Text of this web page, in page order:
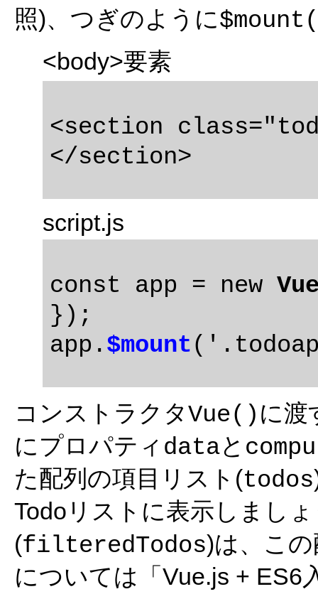
照)、つぎのように
<body>要素
<section
script.js
const app = new
});
app. $mount
コンストラクタVue() に渡
にプロパティ dataと
た配列の項目リスト(todos
Todoリストに表示しまし
(filteredTodos)は、こ
については「Vue.js + ES6